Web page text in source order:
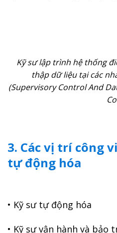
Kỹ sư lập trình hệ thống
thập dữ liệu tại các
(Supervisory Control And
Co
3. Các vị trí công
tự động hóa
• Kỹ sư tự động hóa
• Kỹ sư vận hành và bảo